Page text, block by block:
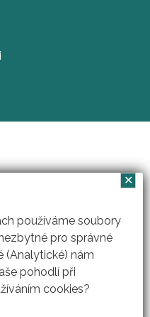
51.0007)
používáme soubory
pro správné
(Analytické) nám
pohodlí při
cookies?
✕